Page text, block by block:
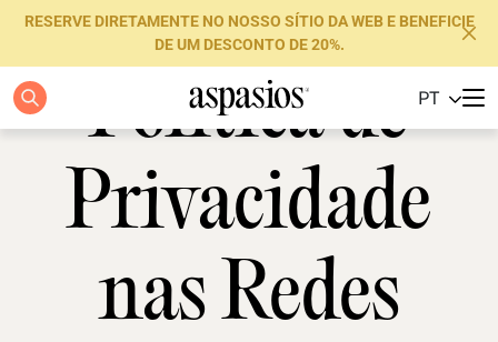
RESERVE DIRETAMENTE NO NOSSO SÍTIO DA WEB E BENEFICIE
DE UM DESCONTO DE 20%.
PT
Apartamentos
Boutique Hotels
Luxury Brand
Sobre nós
Blog
Política de
Privacidade
nas Redes